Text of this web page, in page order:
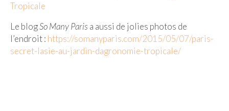
Tropicale
Le blogSo Many Paris a aussi de jolies photos de
l’endroit : https://somanyparis.com/2015/05/07/paris-
secret-lasie-au-jardin-dagronomie-tropicale/